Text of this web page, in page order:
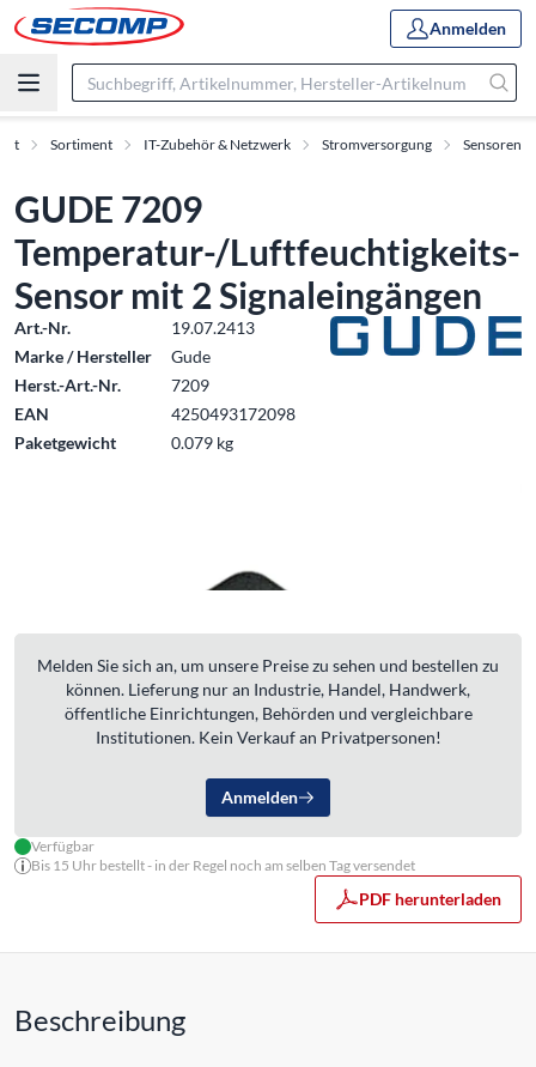
Anmelden
Sortiment IT-Zubehör & Netzwerk Stromversorgung Sensoren
GUDE 7209
Temperatur-/Luftfeuchtigkeits-
Sensor mit 2 Signaleingängen
Art.-Nr.
19.07.2413
Marke / Hersteller
Gude
Herst.-Art.-Nr.
7209
EAN
4250493172098
Paketgewicht
0.079 kg
Melden Sie sich an, um unsere Preise zu sehen und bestellen zu
können. Lieferung nur an Industrie, Handel, Handwerk,
öffentliche Einrichtungen, Behörden und vergleichbare
Institutionen. Kein Verkauf an Privatpersonen!
Anmelden
Verfügbar
Bis 15 Uhr bestellt - in der Regel noch am selben Tag versendet
PDF herunterladen
Beschreibung